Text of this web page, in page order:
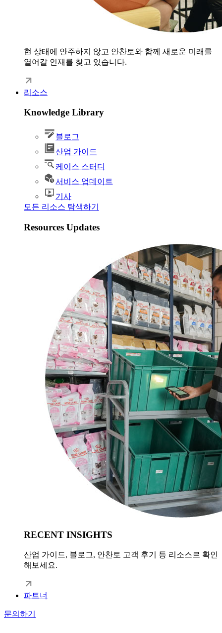
현 상태에 안주하지 않고 안찬토와 함께 새로운 미래를
열어갈 인재를 찾고 있습니다.
리소스
Knowledge Library
블로그
산업 가이드
케이스 스터디
서비스 업데이트
기사
모든 리소스 탐색하기
Resources Updates
RECENT INSIGHTS
산업 가이드, 블로그, 안찬토 고객 후기 등 리소스르 확인
해보세요.
파트너
문의하기